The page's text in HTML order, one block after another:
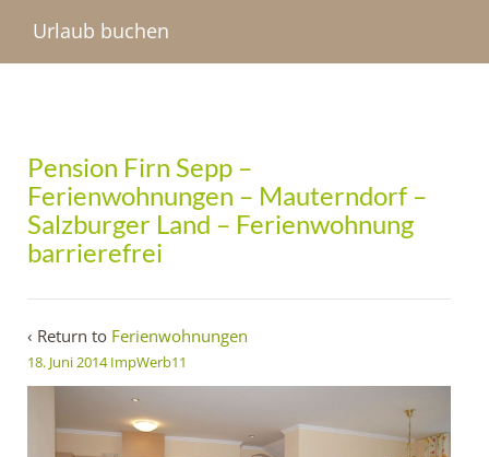
Urlaub buchen
Pension Firn Sepp –
Ferienwohnungen – Mauterndorf –
Salzburger Land – Ferienwohnung
barrierefrei
‹ Return to Ferienwohnungen
18. Juni 2014 ImpWerb11